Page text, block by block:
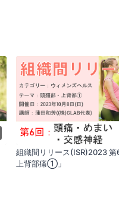
組織間リリース(ISR)2023 第
上背部痛①」